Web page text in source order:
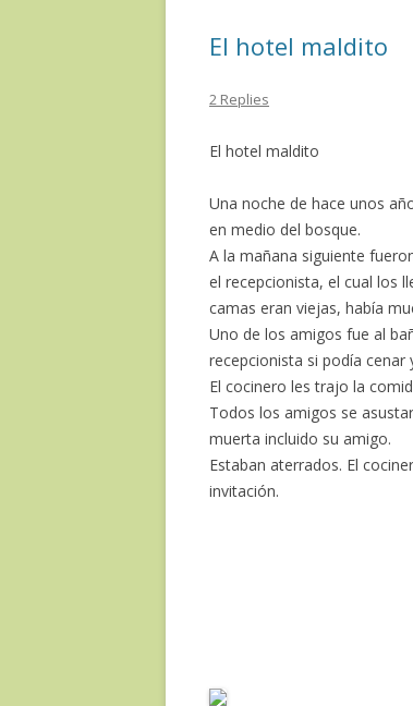
k ix
El hotel maldito
2 Replies
El hotel maldito
Una noche de hace unos
en medio del bosque.
A la mañana siguiente
el recepcionista, el cual los
camas eran viejas, había
Uno de los amigos fue al
recepcionista si podía cenar
El cocinero les trajo la
Todos los amigos se
muerta incluido su amigo.
Estaban aterrados. El
invitación.